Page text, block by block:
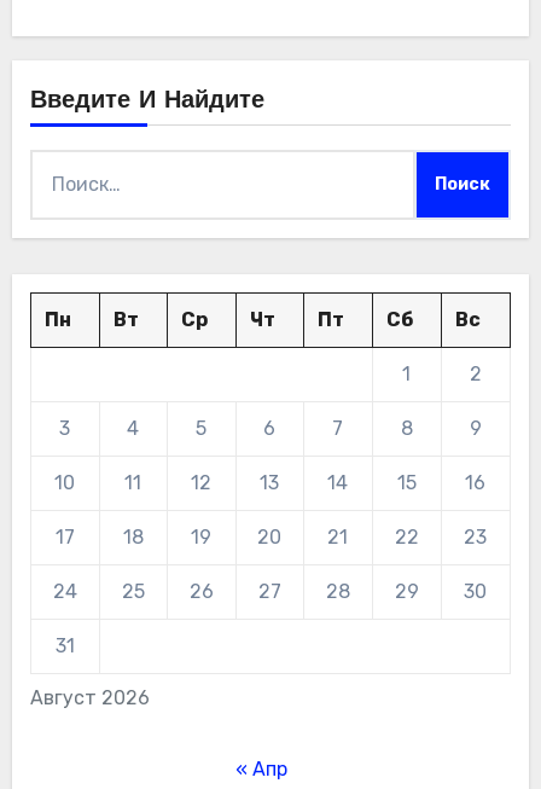
Введите И Найдите
Август 2026
Пн Вт Ср Чт Пт Сб Вс
1 2
3 4 5 6 7 8 9
10 11 12 13 14 15 16
17 18 19 20 21 22 23
24 25 26 27 28 29 30
31
« Апр